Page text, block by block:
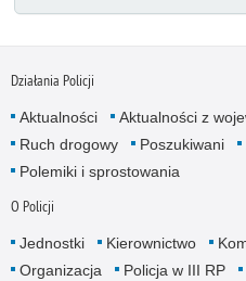
Działania Policji
Aktualności Aktualności z
Ruch drogowy
Poszukiwani
Polemiki i sprostowania
O Policji
Jednostki Kierownictwo
Organizacja
Policja w III RP